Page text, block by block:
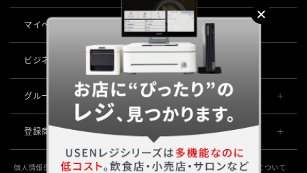
事業所一覧
店舗DX
数字で見るUSEN
サスティナビリティ
USENセルフレジ
USENレジTAB BEAUTY
USENレジTAB STORE
USENレジTAB HEALTHCARE
勤怠管理「USEN スタッフシフト」
USEN Ticket & Pay
USEN ハンディ
USEN Mobile Order
USEN Tablet Order
USEN Order & Pay
USEN My Menu Premium
キャッシュレス決済
USEN PAY
USEN PAY+
USEN PAY ENTRY
USEN PAY QR
ロボティクス
KettyBot Pro（配膳）
PuduBot2（配膳）
BellaBot Pro（配膳）
PUDU T300（運搬）
集客・予約
USEN SMART RESERVE
ヒトサラ
SAVOR JAPAN
USEN MUSIC
通信
マイページ （USEN MEMBERS）
ビジネスパートナー企業募集
グループ会社
USEN & U-NEXT GROUP
株式会社 U-NEXT HOLDINGS
登録商標
登録第７０２６４７０号
登録第７０２６８８０号
個人情報保護方針 個人情報の取り扱いについて
特定個人情報の取扱いについて